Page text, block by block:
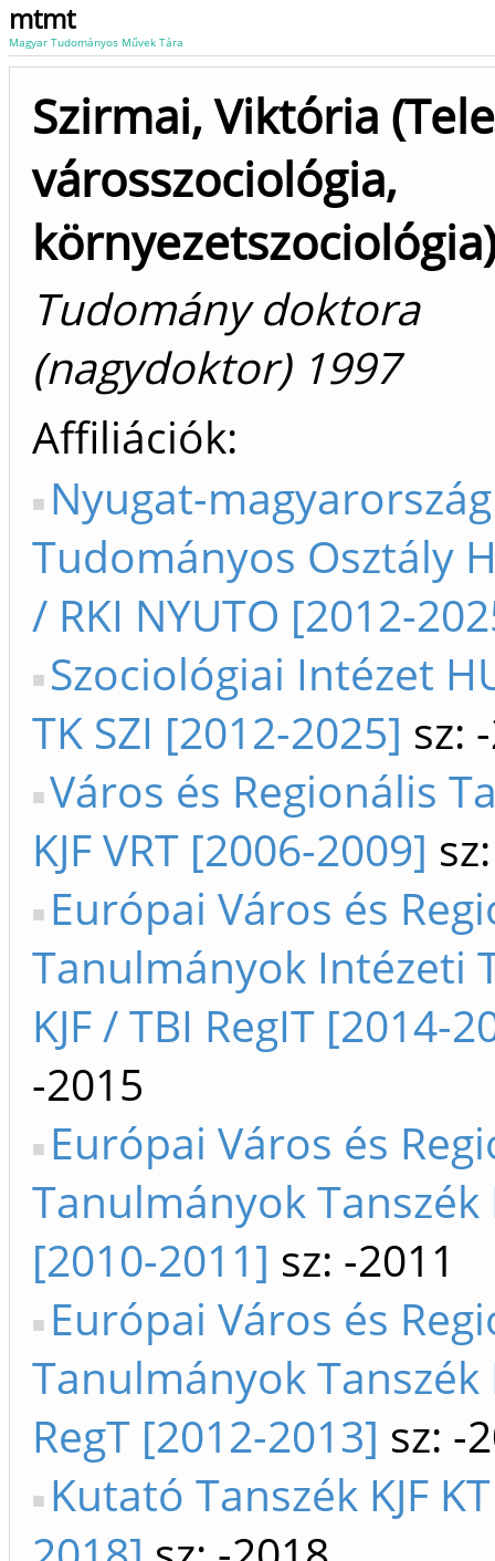
mtmt
Magyar Tudományos Művek Tára
Szirmai, Viktória
városszociológia,
környezetszociológia)
Tudomány doktora
(nagydoktor) 1997
Affiliációk
Nyugat-
Tudományos Osztály
/ RKI NYUTO [2012-
Szociológiai Intézet
TK SZI [2012-2025] sz:
Város és Regionális
KJF VRT [2006-2009]
Európai Város és
Tanulmányok Intézeti
KJF / TBI RegIT [2014-
-2015
Európai Város és
Tanulmányok Tanszék
[2010-2011] sz: -2011
Európai Város és
Tanulmányok Tanszék
RegT [2012-2013] sz: -
Kutató Tanszék KJF